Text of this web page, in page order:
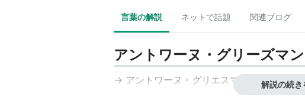
言葉の解説 ネットで話題 関連ブログ
アントワーヌ・グリーズマン
→ アントワーヌ・グリエスマン 解説の続き